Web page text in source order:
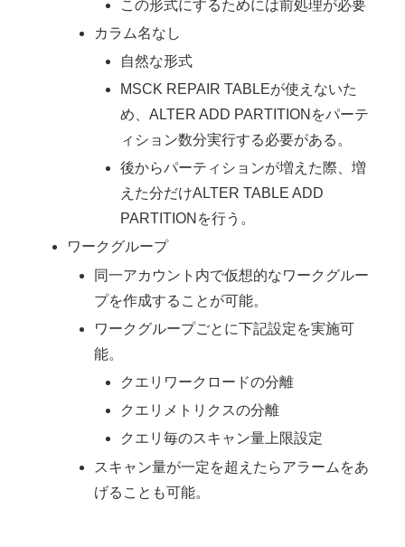
この形式にするためには前処理が必要
カラム名なし
自然な形式
MSCK REPAIR TABLEが使えないた
め、ALTER ADD PARTITIONをパーテ
ィション数分実行する必要がある。
後からパーティションが増えた際、増
えた分だけALTER TABLE ADD
PARTITIONを行う。
ワークグループ
同一アカウント内で仮想的なワークグルー
プを作成することが可能。
ワークグループごとに下記設定を実施可
能。
クエリワークロードの分離
クエリメトリクスの分離
クエリ毎のスキャン量上限設定
スキャン量が一定を超えたらアラームをあ
げることも可能。